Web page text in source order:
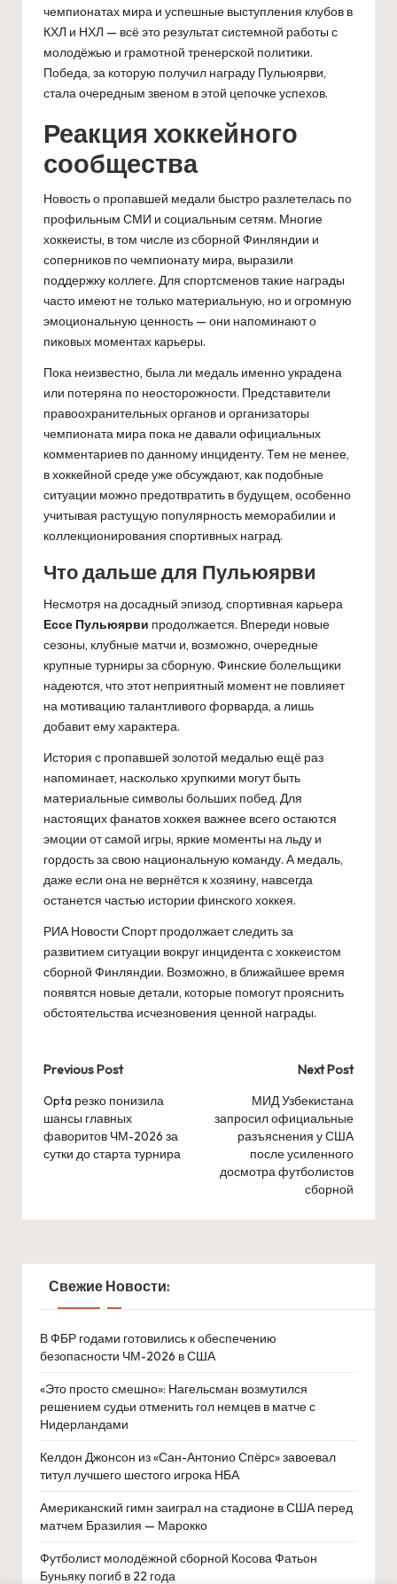
чемпионатах мира и успешные выступления клубов в
КХЛ и НХЛ — всё это результат системной работы с
молодёжью и грамотной тренерской политики.
Победа, за которую получил награду Пульюярви,
стала очередным звеном в этой цепочке успехов.
Реакция хоккейного
сообщества
Новость о пропавшей медали быстро разлетелась по
профильным СМИ и социальным сетям. Многие
хоккеисты, в том числе из сборной Финляндии и
соперников по чемпионату мира, выразили
поддержку коллеге. Для спортсменов такие награды
часто имеют не только материальную, но и огромную
эмоциональную ценность — они напоминают о
пиковых моментах карьеры.
Пока неизвестно, была ли медаль именно украдена
или потеряна по неосторожности. Представители
правоохранительных органов и организаторы
чемпионата мира пока не давали официальных
комментариев по данному инциденту. Тем не менее,
в хоккейной среде уже обсуждают, как подобные
ситуации можно предотвратить в будущем, особенно
учитывая растущую популярность меморабилии и
коллекционирования спортивных наград.
Что дальше для Пульюярви
Несмотря на досадный эпизод, спортивная карьера
Ессе Пульюярви продолжается. Впереди новые
сезоны, клубные матчи и, возможно, очередные
крупные турниры за сборную. Финские болельщики
надеются, что этот неприятный момент не повлияет
на мотивацию талантливого форварда, а лишь
добавит ему характера.
История с пропавшей золотой медалью ещё раз
напоминает, насколько хрупкими могут быть
материальные символы больших побед. Для
настоящих фанатов хоккея важнее всего остаются
эмоции от самой игры, яркие моменты на льду и
гордость за свою национальную команду. А медаль,
даже если она не вернётся к хозяину, навсегда
останется частью истории финского хоккея.
РИА Новости Спорт продолжает следить за
развитием ситуации вокруг инцидента с хоккеистом
сборной Финляндии. Возможно, в ближайшее время
появятся новые детали, которые помогут прояснить
обстоятельства исчезновения ценной награды.
Post
navigation
Previous Post
Opta резко понизила
шансы главных
фаворитов ЧМ-2026 за
сутки до старта турнира
Next Post
МИД Узбекистана
запросил официальные
разъяснения у США
после усиленного
досмотра футболистов
сборной
Свежие Новости:
В ФБР годами готовились к обеспечению
безопасности ЧМ-2026 в США
«Это просто смешно»: Нагельсман возмутился
решением судьи отменить гол немцев в матче с
Нидерландами
Келдон Джонсон из «Сан-Антонио Спёрс» завоевал
титул лучшего шестого игрока НБА
Американский гимн заиграл на стадионе в США перед
матчем Бразилия — Марокко
Футболист молодёжной сборной Косова Фатьон
Буньяку погиб в 22 года